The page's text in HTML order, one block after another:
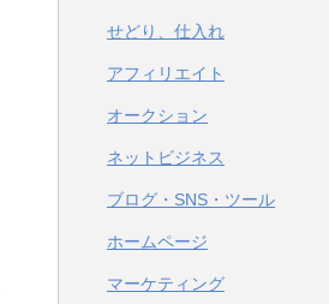
せどり、仕入れ
アフィリエイト
オークション
ネットビジネス
ブログ・SNS・ツール
ホームページ
マーケティング